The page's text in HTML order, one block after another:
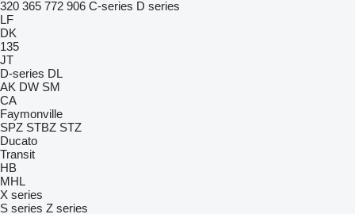
320 365 772 906 C-series D series
LF
DK
135
JT
D-series DL
AK DW SM
CA
Faymonville
SPZ STBZ STZ
Ducato
Transit
HB
MHL
X series
S series Z series